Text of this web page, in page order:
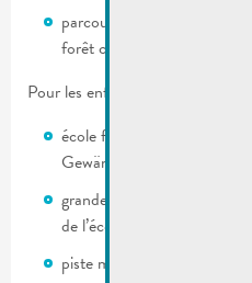
parcours de fitness invite
forêt communale.
Pour les enfants:
école fondamentale avec
Gewännchen et rue Enz
grandes aires de jeux sur
de l’école Gewännchen.
piste mini-carts près du